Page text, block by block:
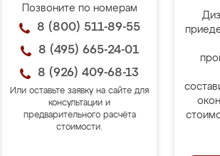
Позвоните по номерам
8 (800) 511-89-55
8 (495) 665-24-01
8 (926) 409-68-13
Или оставьте заявку на сайте для
консультации и
предварительного расчёта
стоимости.